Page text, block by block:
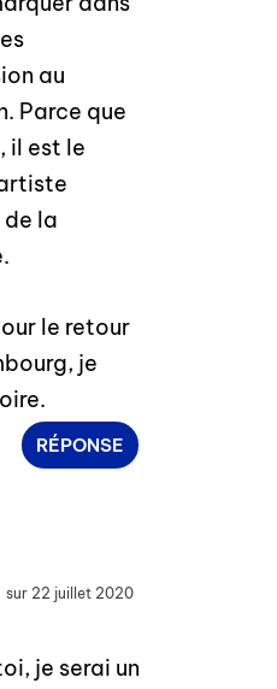
au
Parce que
il est le
de la
le retour
je
RÉPONSE
sur 22 juillet 2020
je serai un